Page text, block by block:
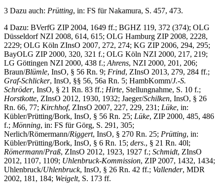
3 Dazu auch: Prütting, in: FS für Nakamura, S. 457, 473.
4 Dazu: BVerfG ZIP 2004, 1649 ff.; BGHZ 119, 372 (374); OLG
Düsseldorf NZI 2008, 614, 615; OLG Hamburg ZIP 2008, 2228,
2229; OLG Köln ZInsO 2007, 272, 274; KG ZIP 2006, 294, 295;
BayOLG ZIP 2000, 320, 321 f.; OLG Köln NZI 2000, 217, 219;
LG Göttingen NZI 2000, 438 f.; Ahrens, NZI 2000, 201, 206;
Braun/Blümle, InsO, § 56 Rn. 9; Frind, ZInsO 2013, 279, 284 ff.;
Graf-Schlicker, InsO, §§ 56, 56a Rn. 5; HambKomm/J.-S.
Schröder, InsO, § 21 Rn. 83 ff.; Hirte, Stellungnahme, S. 10 f.;
Horstkotte, ZInsO 2012, 1930, 1932; Jaeger/Schilken, InsO, § 26
Rn. 66, 77; Kirchhof, ZInsO 2007, 227, 229, 231; Lüke, in:
Kübler/Prütting/Bork, InsO, § 56 Rn. 25; Lüke, ZIP 2000, 485, 486
f.; Mönning, in: FS für Görg, S. 291, 305;
Nerlich/Römermann/Riggert, InsO, § 270 Rn. 25; Prütting, in:
Kübler/Prütting/Bork, InsO, § 6 Rn. 15; ders., § 21 Rn. 40l;
Römermann/Praß, ZInsO 2012, 1923, 1927 f.; Schmidt, ZInsO
2012, 1107, 1109; Uhlenbruck-Kommission, ZIP 2007, 1432, 1434;
Uhlenbruck/Uhlenbruck, InsO, § 26 Rn. 42 ff.; Vallender, MDR
2002, 181, 184; Weigelt, S. 173 ff.